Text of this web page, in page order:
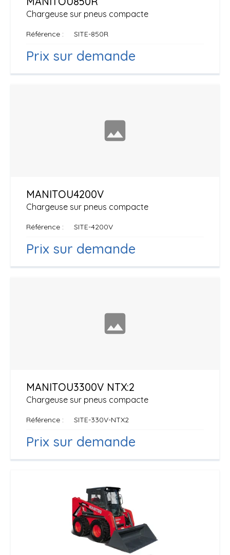
Chargeuse sur pneus compacte
Référence SITE-850R
Prix sur demande
Chargeuse sur pneus compacte
MANITOU4200V
Référence SITE-4200V
Prix sur demande
Chargeuse sur pneus compacte
MANITOU3300V NTX:2
Référence SITE-330V-NTX2
Prix sur demande